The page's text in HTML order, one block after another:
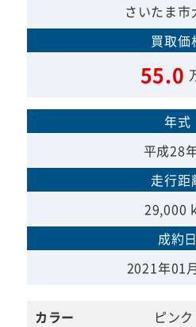
さいたま市
買取価
55.0
年式
平成28
走行距
29,000
成約日
2021年01
カラー
ピンク